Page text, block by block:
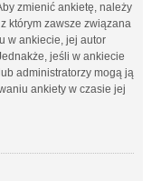
zmienić ankietę, należy
którym zawsze związana
w ankiecie, jej autor
jeśli w ankiecie
administratorzy mogą ją
ankiety w czasie jej